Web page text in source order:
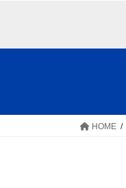
HOME